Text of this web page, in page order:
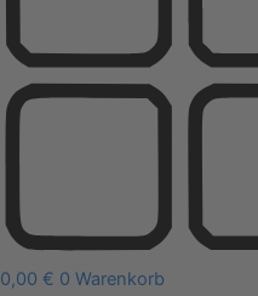
0,00 € 0 Warenkorb